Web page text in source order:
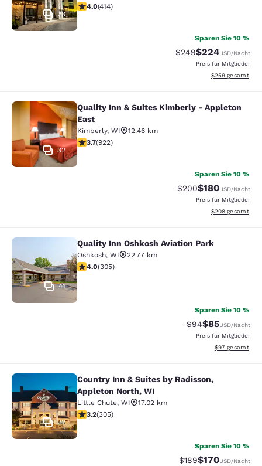
23
3.96-Sterne-Bewertung. Gut. 414 Bewertungen
4.0(414)
Sparen Sie 10 %
Durchgestrichener
$249Vergünstigter
$224USD/Nacht
Preis für Mitglieder
Geschätzte
$259 gesamt
Quality Inn & Suites Kimberly -
32
Quality Inn & Suites Kimberly - Appleton
East
Kimberly, WI
12.46 km
3.74-Sterne-Bewertung. Gut. 922 Bewertungen
3.7(922)
Sparen Sie 10 %
Durchgestrichener
$200Vergünstigter
$180USD/Nacht
Preis für Mitglieder
Geschätzte
$208 gesamt
Quality Inn Oshkosh Aviation Park
41
Quality Inn Oshkosh Aviation Park
Oshkosh, WI
22.77 km
4.01-Sterne-Bewertung. Sehr gut. 305 Bewertungen
4.0(305)
Sparen Sie 10 %
$94Vergünstigter
$85USD/Nacht
Preis für Mitglieder
Geschätzte
$97 gesamt
Country Inn & Suites by Radisson,
22
Country Inn & Suites by Radisson,
Appleton North, WI
Little Chute, WI
17.02 km
3.24-Sterne-Bewertung. Gut. 305 Bewertungen
3.2(305)
Sparen Sie 10 %
Durchgestrichener
$189Vergünstigter
$170USD/Nacht